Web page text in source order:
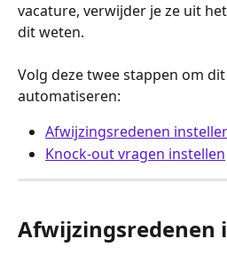
vacature, verwijder je ze uit
dit weten.
Volg deze twee stappen om
automatiseren:
Afwijzingsredenen
Knock-out vragen instellen
Afwijzingsredenen